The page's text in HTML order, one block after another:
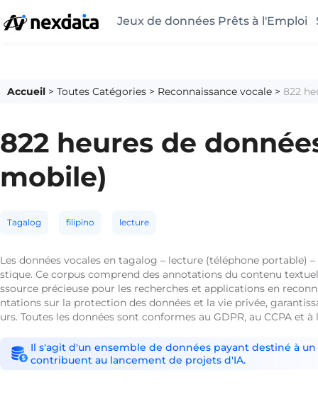
Jeux de données Prêts à l'Emploi
Accueil > Toutes Catégories > Reconnaissance vocale > 822
822 heures de
mobile)
Tagalog filipino lecture
Les données vocales en tagalog – lecture (téléphone
stique. Ce corpus comprend des annotations du contenu
ssource précieuse pour les recherches et applications en
ntations sur la protection des données et la vie privée,
urs. Toutes les données sont conformes au GDPR, au CCPA et à
Il s'agit d'un ensemble de données payant destiné à
contribuent au lancement de projets d'IA.